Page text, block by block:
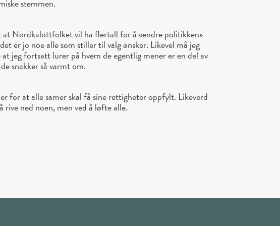
stemmen.
Nordkalottfolket vil ha flertall for å «endre politikken»
er jo noe alle som stiller til valg ønsker. Likevel må jeg
jeg fortsatt lurer på hvem de egentlig mener er en del av
snakker så varmt om.
for at alle samer skal få sine rettigheter oppfylt. Likeverd
rive ned noen, men ved å løfte alle.